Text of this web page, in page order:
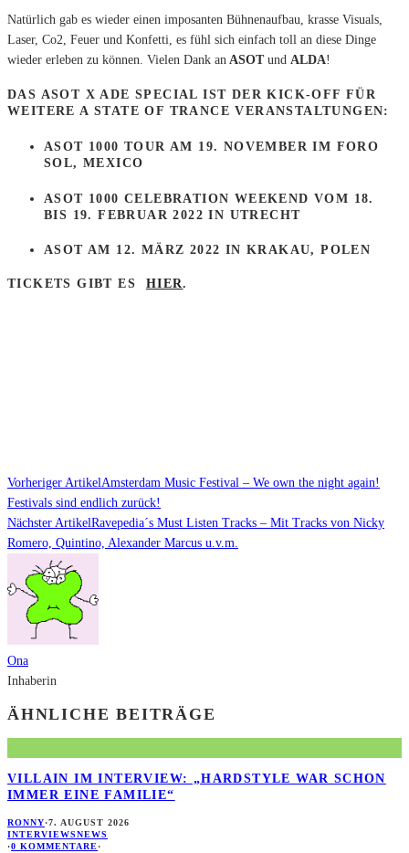
Natürlich gab es wieder einen imposanten Bühnenaufbau, krasse Visuals,
Laser, Co2, Feuer und Konfetti, es fühl sich einfach toll an diese Dinge
wieder erleben zu können. Vielen Dank an ASOTund ALDA!
DAS ASOT X ADE SPECIAL IST DER KICK-OFF FÜR
WEITERE A STATE OF TRANCE VERANSTALTUNGEN:
ASOT 1000 TOUR AM 19. NOVEMBER IM FORO
SOL, MEXICO
ASOT 1000 CELEBRATION WEEKEND VOM 18.
BIS 19. FEBRUAR 2022 IN UTRECHT
ASOT AM 12. MÄRZ 2022 IN KRAKAU, POLEN
TICKETS GIBT ES HIER.
Vorheriger ArtikelAmsterdam Music Festival – We own the night again!
Festivals sind endlich zurück!
Nächster ArtikelRavepedia´s Must Listen Tracks – Mit Tracks von Nicky
Romero, Quintino, Alexander Marcus u.v.m.
Ona
Inhaberin
ÄHNLICHE BEITRÄGE
VILLAIN IM INTERVIEW: „HARDSTYLE WAR SCHON
IMMER EINE FAMILIE“
RONNY·7. AUGUST 2026
INTERVIEWSNEWS
·0 KOMMENTARE·